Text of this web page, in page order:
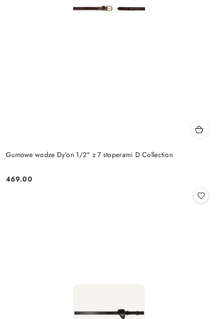
Gumowe wodze Dy'on 1/2" z 7 stoperami D Collection
Cena:
469.00